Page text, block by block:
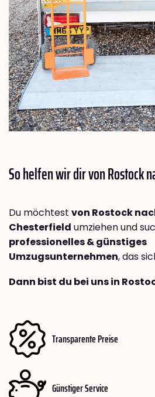
So helfen wir dir von Rostock
Du möchtest von Rostock
Chesterfield umziehen und
professionelles & günstiges
Umzugsunternehmen, das
Dann bist du bei uns in
Transparente Preise
Günstiger Service